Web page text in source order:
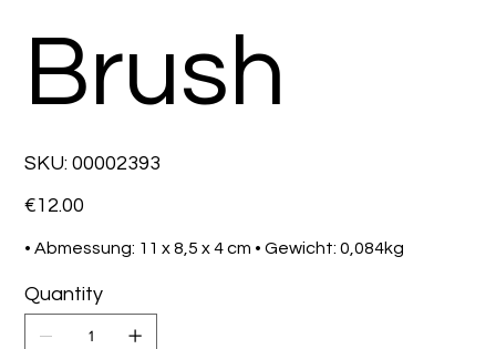
Brush
SKU: SKU
00002393
00002393
Price
€12.00
• Abmessung: 11 x 8,5 x 4 cm • Gewicht: 0,084kg
Quantity